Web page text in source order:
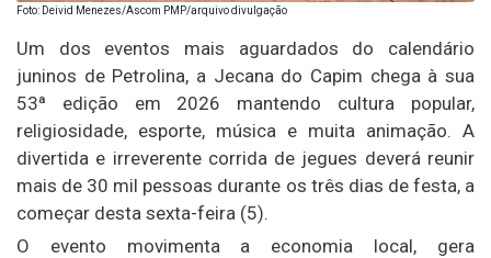
Foto: Deivid Menezes/Ascom PMP/arquivo divulgação
Um dos eventos mais aguardados do calendário
juninos de Petrolina, a Jecana do Capim chega à sua
53ª edição em 2026 mantendo cultura popular,
religiosidade, esporte, música e muita animação. A
divertida e irreverente corrida de jegues deverá reunir
mais de 30 mil pessoas durante os três dias de festa, a
começar desta sexta-feira (5).
O evento movimenta a economia local, gera